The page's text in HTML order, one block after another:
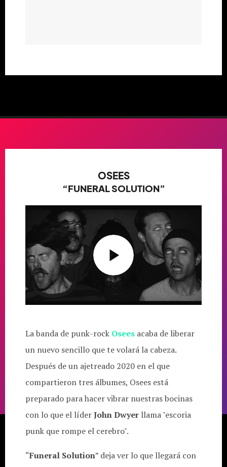
OSEES
“FUNERAL SOLUTION”
La banda de punk-rock Osees acaba de liberar
un nuevo sencillo que te volará la cabeza.
Después de un ajetreado 2020 en el que
compartieron tres álbumes, Osees está
preparado para hacer vibrar nuestras bocinas
con lo que el líderJohn Dwyer llama "escoria
punk que rompe el cerebro".
“Funeral Solution” deja ver lo que llegará con